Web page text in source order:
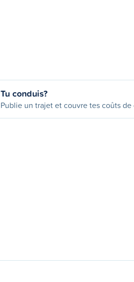
Tu conduis?
Publie un trajet et couvre tes coûts